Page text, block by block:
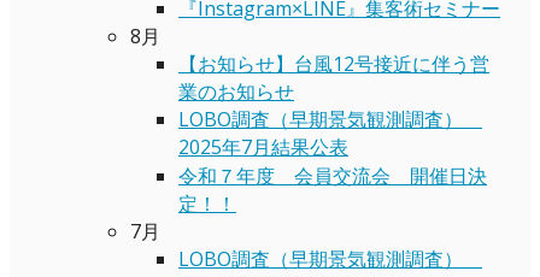
『Instagram×LINE』集客術セミナー
8月
【お知らせ】台風12号接近に伴う営
業のお知らせ
LOBO調査（早期景気観測調査）
2025年7月結果公表
令和７年度 会員交流会 開催日決
定！！
7月
LOBO調査（早期景気観測調査）